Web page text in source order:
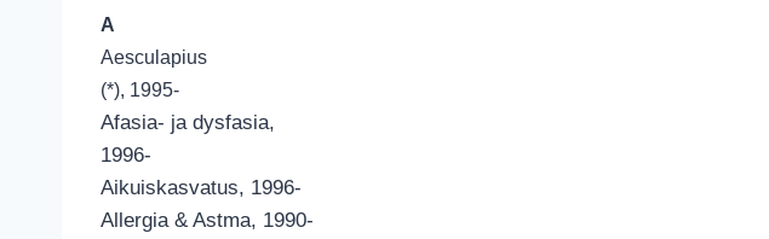
A
Aesculapius
(*), 1995-
Afasia- ja dysfasia,
1996-
Aikuiskasvatus, 1996-
Allergia & Astma, 1990-